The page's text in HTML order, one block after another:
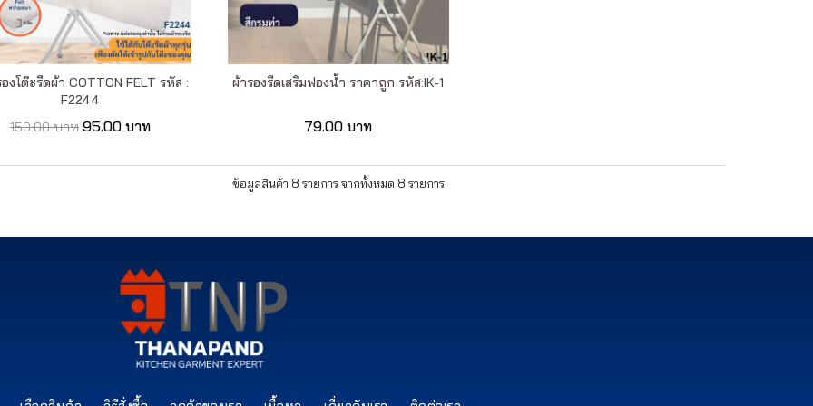
งโต๊ะรีดผ้า COTTON FELT รหัส :
F2244
150.00 บาท 95.00 บาท
ผ้ารองรีดเสริมฟองน้ำ ราคาถูก รหัส:IK-1
79.00 บาท
ข้อมูลสินค้า 8 รายการ จากทั้งหมด 8 รายการ